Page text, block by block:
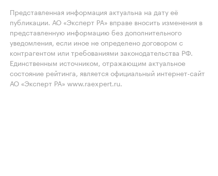
Представленная информация актуальна на дату её
публикации. АО «Эксперт РА» вправе вносить изменения в
представленную информацию без дополнительного
уведомления, если иное не определено договором с
контрагентом или требованиями законодательства РФ.
Единственным источником, отражающим актуальное
состояние рейтинга, является официальный интернет-сайт
АО «Эксперт РА» www.raexpert.ru.